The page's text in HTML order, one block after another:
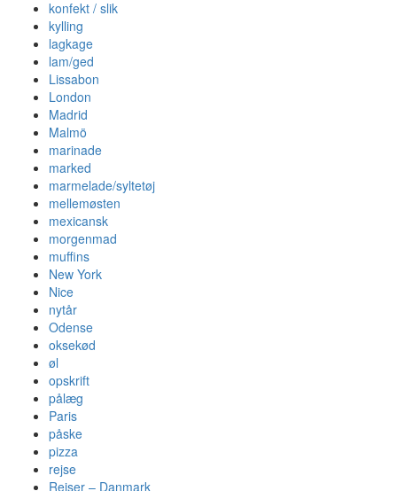
konfekt / slik
kylling
lagkage
lam/ged
Lissabon
London
Madrid
Malmö
marinade
marked
marmelade/syltetøj
mellemøsten
mexicansk
morgenmad
muffins
New York
Nice
nytår
Odense
oksekød
øl
opskrift
pålæg
Paris
påske
pizza
rejse
Rejser – Danmark